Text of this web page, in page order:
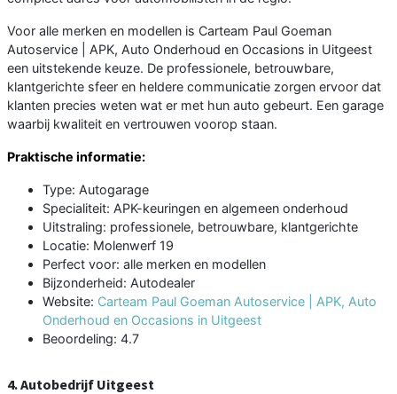
Voor alle merken en modellen is Carteam Paul Goeman
Autoservice | APK, Auto Onderhoud en Occasions in Uitgeest
een uitstekende keuze. De professionele, betrouwbare,
klantgerichte sfeer en heldere communicatie zorgen ervoor dat
klanten precies weten wat er met hun auto gebeurt. Een garage
waarbij kwaliteit en vertrouwen voorop staan.
Praktische informatie:
Type: Autogarage
Specialiteit: APK-keuringen en algemeen onderhoud
Uitstraling: professionele, betrouwbare, klantgerichte
Locatie: Molenwerf 19
Perfect voor: alle merken en modellen
Bijzonderheid: Autodealer
Website: Carteam Paul Goeman Autoservice | APK, Auto
Onderhoud en Occasions in Uitgeest
Beoordeling: 4.7
4. Autobedrijf Uitgeest